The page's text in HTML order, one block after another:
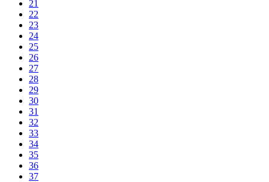
21
22
23
24
25
26
27
28
29
30
31
32
33
34
35
36
37